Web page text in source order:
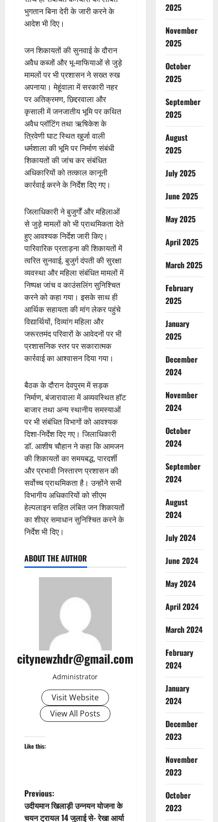
भुगतान बिना देरी के जारी करने के
आदेश भी दिए।
जन शिकायतों की सुनवाई के दौरान
अवैध कब्जों और भू-माफियाओं से जुड़े
मामलों पर भी प्रशासन ने सख्त रुख
अपनाया। मेहूंवाला में सरकारी नहर
पर अतिक्रमण, छिद्दरवाला और
कृसाली में जनजातीय भूमि पर कथित
अवैध प्लॉटिंग तथा ऋषिकेश के
त्रिवेणी घाट स्थित खुर्जा वाली
धर्मशाला की भूमि पर निर्माण संबंधी
शिकायतों की जांच कर संबंधित
अधिकारियों को तत्काल कानूनी
कार्रवाई करने के निर्देश दिए गए।
जिलाधिकारी ने बुजुर्गों और महिलाओं
से जुड़े मामलों को भी प्राथमिकता देते
हुए आवश्यक निर्देश जारी किए।
पारिवारिक प्रताड़ना की शिकायतों में
त्वरित सुनवाई, बुजुर्ग दंपती की सुरक्षा
व्यवस्था और महिला संबंधित मामलों में
निष्पक्ष जांच व काउंसलिंग सुनिश्चित
करने को कहा गया। इसके साथ ही
आर्थिक सहायता की मांग लेकर पहुंचे
विद्यार्थियों, दिव्यांग महिला और
जरूरतमंद परिवारों के आवेदनों पर भी
प्रशासनिक स्तर पर सकारात्मक
कार्रवाई का आश्वासन दिया गया।
बैठक के दौरान देवपुरम में सड़क
निर्माण, बंजारावाला में अव्यवस्थित हॉट
बाजार तथा अन्य स्थानीय समस्याओं
पर भी संबंधित विभागों को आवश्यक
दिशा-निर्देश दिए गए। जिलाधिकारी
डॉ. आशीष चौहान ने कहा कि आमजन
की शिकायतों का समयबद्ध, पारदर्शी
और प्रभावी निस्तारण प्रशासन की
सर्वोच्च प्राथमिकता है। उन्होंने सभी
विभागीय अधिकारियों को सीएम
हेल्पलाइन सहित लंबित जन शिकायतों
का शीघ्र समाधान सुनिश्चित करने के
निर्देश भी दिए।
ABOUT THE AUTHOR
citynewzhdr@gmail.com
Administrator
Visit Website
View All Posts
Like this:
P
o
Previous:
उदीयमान खिलाड़ी उन्नयन योजना के
चयन ट्रायल 14 जुलाई से- रेखा आर्या
2025
November
2025
October
2025
September
2025
August
2025
July 2025
June 2025
May 2025
April 2025
March 2025
February
2025
January
2025
December
2024
November
2024
October
2024
September
2024
August
2024
July 2024
June 2024
May 2024
April 2024
March 2024
February
2024
January
2024
December
2023
November
2023
October
2023